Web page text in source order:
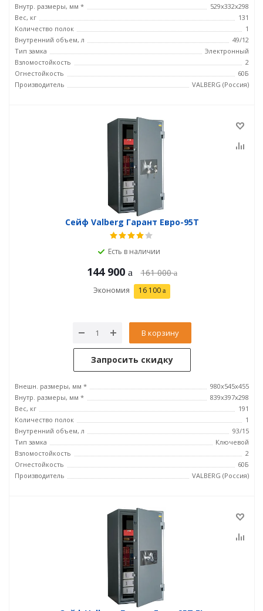
Внутр. размеры, мм *
529x332x298
Вес, кг
131
Количество полок
1
Внутренний объем, л
49/12
Тип замка
Электронный
Взломостойкость
2
Огнестойкость
60Б
Производитель
VALBERG (Россия)
Сейф Valberg Гарант Евро-95Т
Есть в наличии
144 900 161 000
Экономия 16 100
В корзину
Запросить скидку
Внешн. размеры, мм *
980x545x455
Внутр. размеры, мм *
839x397x298
Вес, кг
191
Количество полок
1
Внутренний объем, л
93/15
Тип замка
Ключевой
Взломостойкость
2
Огнестойкость
60Б
Производитель
VALBERG (Россия)